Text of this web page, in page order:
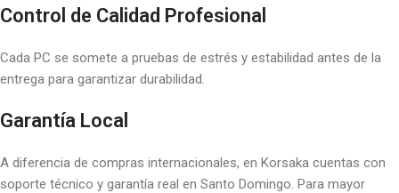
Control de Calidad Profesional
Cada PC se somete a pruebas de estrés y estabilidad antes de la
entrega para garantizar durabilidad.
Garantía Local
A diferencia de compras internacionales, en Korsaka cuentas con
soporte técnico y garantía real en Santo Domingo. Para mayor